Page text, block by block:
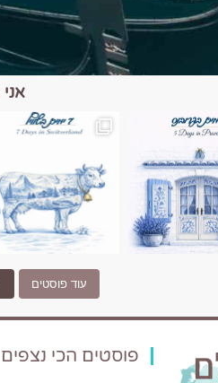
טיול בין כפרים, יין ונופים בחבל אלזס
יש רגע כזה בחופשה
עוד פוסטים
פוסטים הכי נצפים